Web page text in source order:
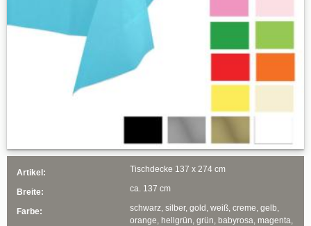
Artikel: Tischdecke 137 x 274 cm
Breite: ca. 137 cm
Farbe:
schwarz, silber, gold, weiß, creme, gelb,
orange, hellgrün, grün, babyrosa, magenta,